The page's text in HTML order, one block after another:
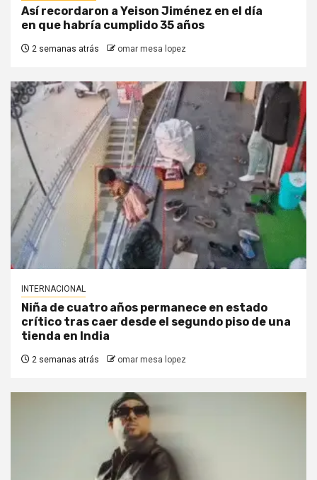
Así recordaron a Yeison Jiménez en el día
en que habría cumplido 35 años
2 semanas atrás omar mesa lopez
INTERNACIONAL
Niña de cuatro años permanece en estado
crítico tras caer desde el segundo piso de una
tienda en India
2 semanas atrás omar mesa lopez